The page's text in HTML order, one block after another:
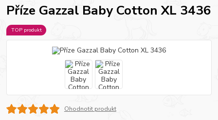
Příze Gazzal Baby Cotton XL 3436
TOP produkt
Ohodnotit produkt